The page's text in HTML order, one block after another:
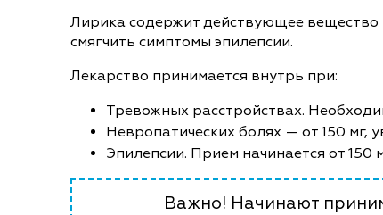
Лирика содержит действующее вещество
смягчить симптомы эпилепсии.
Лекарство принимается внутрь при:
Тревожных расстройствах.
Невропатических болях — от 150 мг,
Эпилепсии. Прием начинается от 150
Важно! Начинают